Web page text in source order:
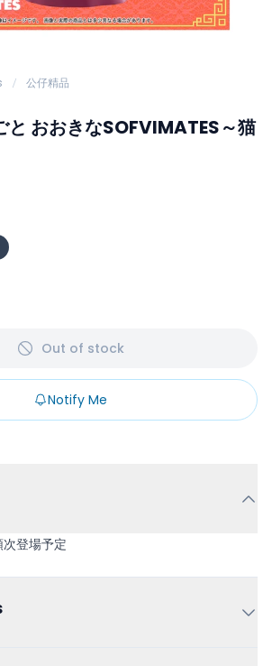
公仔精品
と おおきなSOFVIMATES～猫
Out of stock
Notify Me
登場予定